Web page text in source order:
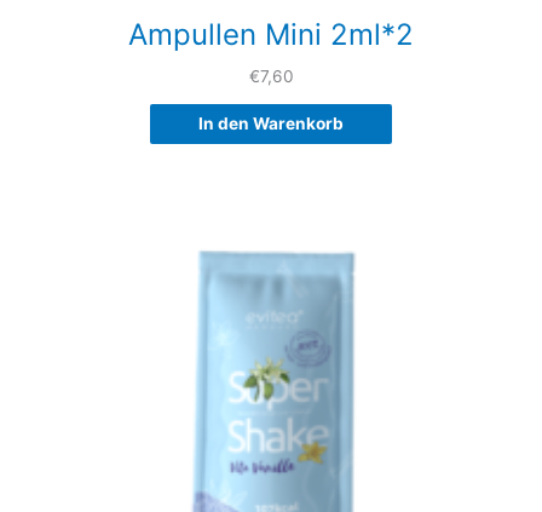
Ampullen Mini 2ml*2
€7,60
In den Warenkorb